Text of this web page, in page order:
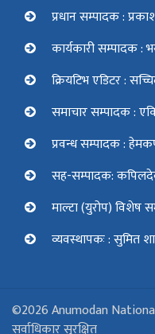
प्रधान सम्पादक :
कार्यकारी सम्पादक :
क्रियटिभ एडिटर :
समाचार सम्पादक :
प्रवन्ध सम्पादक :
सह-सम्पादक:
माल्टा (युरोप) विशेष
व्यवस्थापकः : सुमित
©2026 Anumodan